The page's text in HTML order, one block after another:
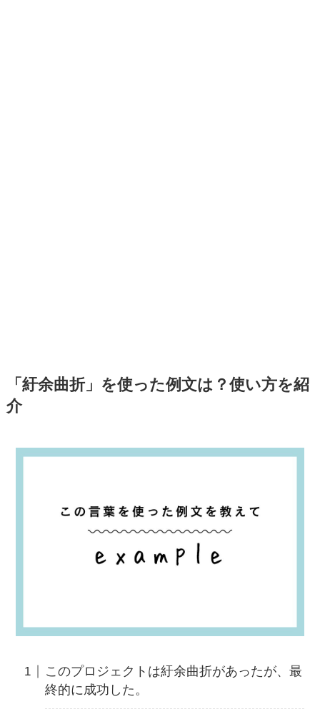
「紆余曲折」を使った例文は？使い方を紹
介
このプロジェクトは紆余曲折があったが、最
終的に成功した。